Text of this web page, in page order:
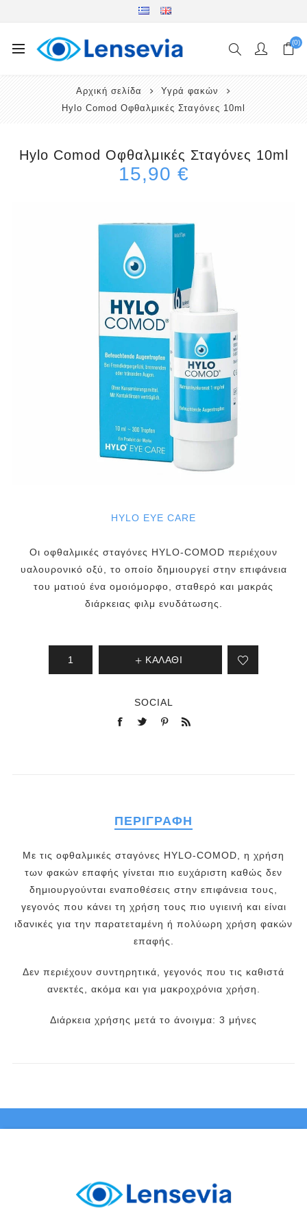
(0)
Αρχική σελίδα
Υγρά φακών
Hylo Comod Οφθαλμικές Σταγόνες 10ml
Hylo Comod Οφθαλμικές Σταγόνες 10ml
15,90 €
HYLO EYE CARE
Οι οφθαλμικές σταγόνες HYLO-COMOD περιέχουν
υαλουρονικό οξύ, το οποίο δημιουργεί στην επιφάνεια
του ματιού ένα ομοιόμορφο, σταθερό και μακράς
διάρκειας φιλμ ενυδάτωσης.
ΚΑΛΆΘΙ
SOCIAL
ΠΕΡΙΓΡΑΦΉ
Με τις οφθαλμικές σταγόνες HYLO-COMOD, η χρήση
των φακών επαφής γίνεται πιο ευχάριστη καθώς δεν
δημιουργούνται εναποθέσεις στην επιφάνεια τους,
γεγονός που κάνει τη χρήση τους πιο υγιεινή και είναι
ιδανικές για την παρατεταμένη ή πολύωρη χρήση φακών
επαφής.
Δεν περιέχουν συντηρητικά, γεγονός που τις καθιστά
ανεκτές, ακόμα και για μακροχρόνια χρήση.
Διάρκεια χρήσης μετά το άνοιγμα: 3 μήνες